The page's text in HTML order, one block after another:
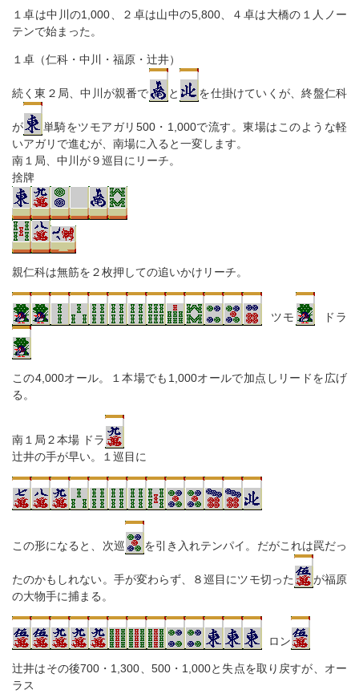
１卓は中川の1,000、２卓は山中の5,800、４卓は大橋の１人ノー
テンで始まった。
１卓（仁科・中川・福原・辻井）
続く東２局、中川が親番で と を仕掛けていくが、終盤仁科
が
単騎をツモアガリ500・1,000で流す。東場はこのような軽
いアガリで進むが、南場に入ると一変します。
南１局、中川が９巡目にリーチ。
捨牌
親仁科は無筋を２枚押しての追いかけリーチ。
ツモ ドラ
この4,000オール。１本場でも1,000オールで加点しリードを広げ
る。
南１局２本場 ドラ
辻井の手が早い。１巡目に
この形になると、次巡 を引き入れテンパイ。だがこれは罠だっ
たのかもしれない。手が変わらず、８巡目にツモ切った
が福原
の大物手に捕まる。
ロン
辻井はその後700・1,300、500・1,000と失点を取り戻すが、オー
ラス